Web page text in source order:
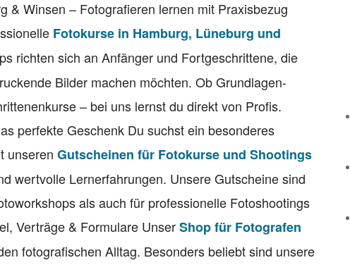
& Winsen – Fotografieren lernen mit Praxisbezug
Fotokurse in Hamburg, Lüneburg und
richten sich an Anfänger und Fortgeschrittene, die
Bilder machen möchten. Ob Grundlagen-
– bei uns lernst du direkt von Profis.
perfekte Geschenk Du suchst ein besonderes
unseren Gutscheinen für Fotokurse und Shootings
wertvolle Lernerfahrungen. Unsere Gutscheine sind
als auch für professionelle Fotoshootings
Verträge & Formulare UnserShop für Fotografen
fotografischen Alltag. Besonders beliebt sind unsere